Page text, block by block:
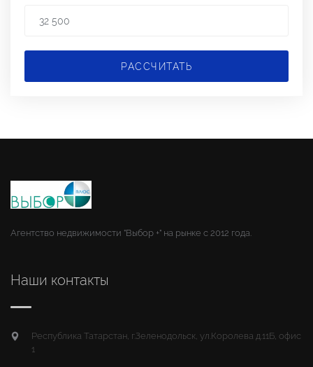
РАССЧИТАТЬ
Агентство недвижимости "Выбор +" на рынке с 2012 года.
Наши контакты
Республика Татарстан, г.Зеленодольск, ул.Королева д.11Б, офис
1